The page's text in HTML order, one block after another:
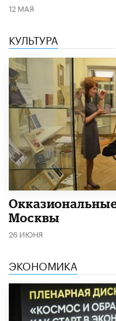
12 МАЯ
КУЛЬТУРА
Москвы
26 ИЮНЯ
ЭКОНОМИКА